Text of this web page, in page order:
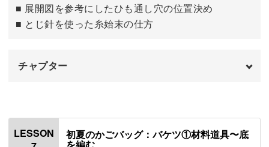
■ 展開図を参考にしたひも通し穴の位置決め
■ とじ針を使った糸始末の仕方
チャプター
側面の編み方について
LESSON
初夏のかごバッグ：バケツ①材料道具〜底
を編む